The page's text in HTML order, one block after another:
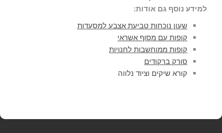
למידע נוסף גם אודות:
שעון נוכחות טביעת אצבע למסעדות
קופות עם מסוף אשראי
קופות ממוחשבות לחנויות
סורק ברקודים
קורא שיקים וציוד נלווה